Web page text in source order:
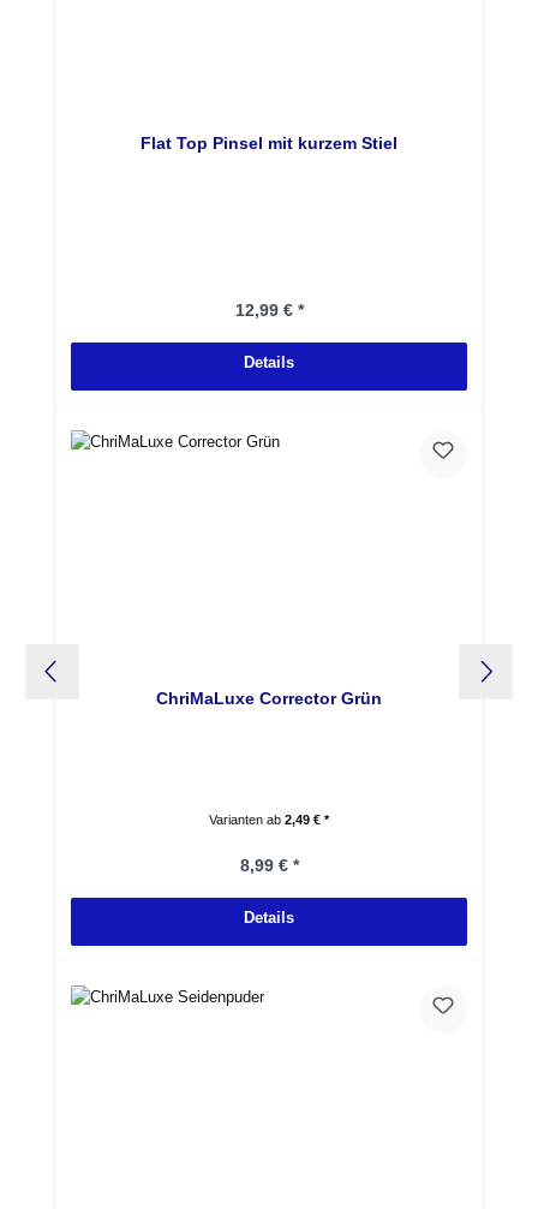
Flat Top Pinsel mit kurzem Stiel
Regulärer Preis:
12,99 € *
Details
ChriMaLuxe Corrector Grün
Varianten ab 2,49 € *
Regulärer Preis:
8,99 € *
Details